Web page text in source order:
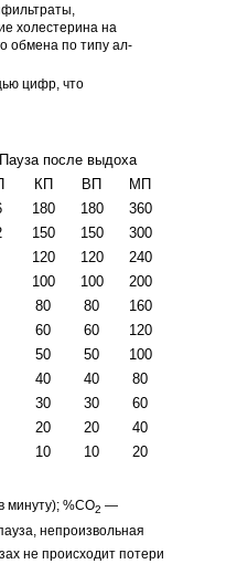
холестерина на
обмена по типу ал­
цифр, что
Пауза после выдоха
КП ВП МП
180 180
360
150 150
300
120 120
240
100 100
200
80 80
160
60 60
120
50 50
100
40 40
80
30 30
60
20 20
40
10 10 20
минуту); %СО2 —
непроизвольная
не происходит потери